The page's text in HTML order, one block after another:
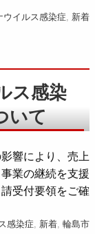
ウイルス感染症, 新着
ス感染
いて
響により、売上
業の継続を支援
受付要領をご確
感染症, 新着, 輪島市